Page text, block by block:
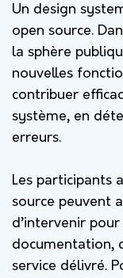
Un design
open source.
la sphère
nouvelles
contribuer
système, en
erreurs.
Les participants
source peuvent
d’intervenir
documentation,
service délivré.